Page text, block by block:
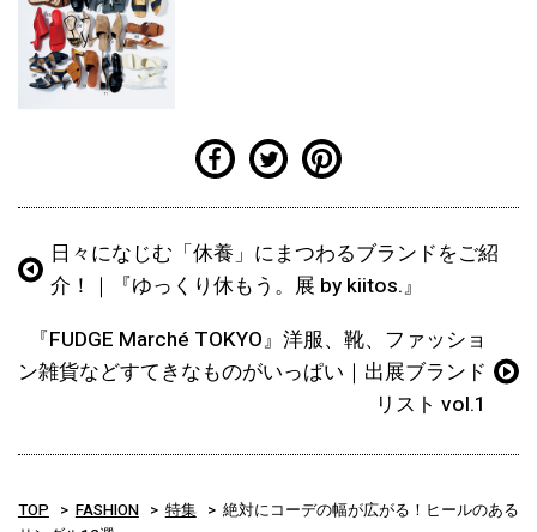
日々になじむ「休養」にまつわるブランドをご紹
介！｜『ゆっくり休もう。展 by kiitos.』
『FUDGE Marché TOKYO』洋服、靴、ファッショ
ン雑貨などすてきなものがいっぱい｜出展ブランド
リスト vol.1
TOP FASHION 特集
絶対にコーデの幅が広がる！ヒールのある